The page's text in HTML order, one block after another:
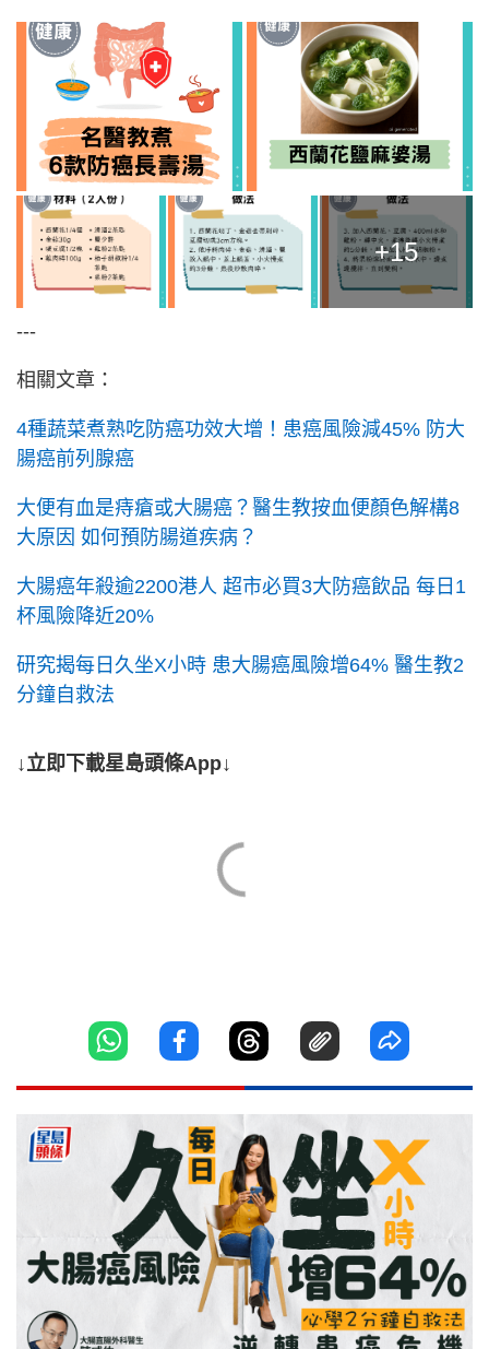
+15
---
相關文章：
4種蔬菜煮熟吃防癌功效大增！患癌風險減45% 防大
腸癌前列腺癌
大便有血是痔瘡或大腸癌？醫生教按血便顏色解構8
大原因 如何預防腸道疾病？
大腸癌年殺逾2200港人 超市必買3大防癌飲品 每日1
杯風險降近20%
研究揭每日久坐X小時 患大腸癌風險增64% 醫生教2
分鐘自救法
↓立即下載星島頭條App↓